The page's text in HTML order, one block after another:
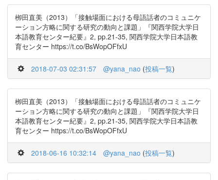
栁田直美（2013）「接触場面における母語話者のコミュニケ
ーション方略に関する研究の動向と課題」『関西学院大学日
本語教育センター紀要』2, pp.21-35, 関西学院大学日本語教
育センター https://t.co/BsWopOFfxU
2018-07-03 02:31:57 @yana_nao (投稿一覧)
栁田直美（2013）「接触場面における母語話者のコミュニケ
ーション方略に関する研究の動向と課題」『関西学院大学日
本語教育センター紀要』2, pp.21-35, 関西学院大学日本語教
育センター https://t.co/BsWopOFfxU
2018-06-16 10:32:14 @yana_nao (投稿一覧)